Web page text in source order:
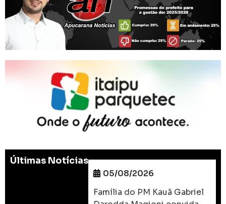
Últimas Notícias
05/08/2026
Família do PM Kauã Gabriel